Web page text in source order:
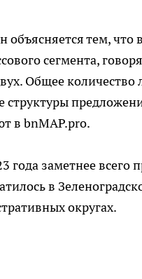
тем, что
сегмента,
Общее количество
в bnMAP.pro.
заметнее всего
в
округах.